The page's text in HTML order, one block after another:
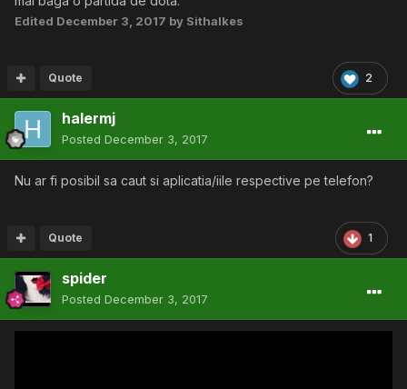
Edited December 3, 2017 by Sithalkes
2
Quote
halermj
Posted December 3, 2017
Nu ar fi posibil sa caut si aplicatia/iile respective pe telefon?
1
Quote
spider
Posted December 3, 2017